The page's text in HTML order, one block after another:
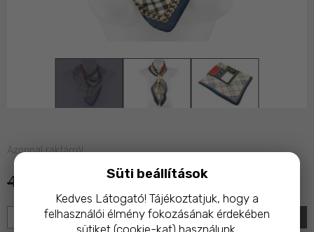
Azonnal raktárról
4 990 Ft
3 990 Ft
KOSÁRBA
Süti beállítások
Kedves Látogató! Tájékoztatjuk, hogy a
felhasználói élmény fokozásának érdekében
sütiket (cookie-kat) használunk.